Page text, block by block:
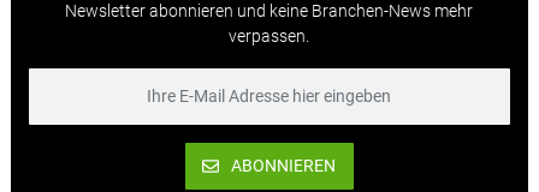
Newsletter abonnieren und keine Branchen-News mehr
verpassen.
ABONNIEREN